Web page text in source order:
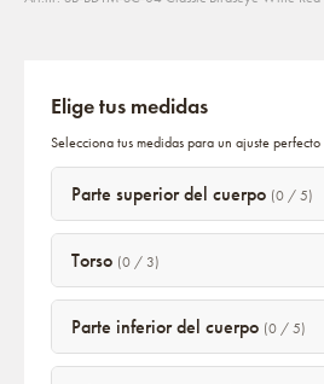
Elige tus medidas
Selecciona tus medidas para un ajuste perfecto
Parte superior del cuerpo (0 / 5)
Torso (0 / 3)
Parte inferior del cuerpo (0 / 5)